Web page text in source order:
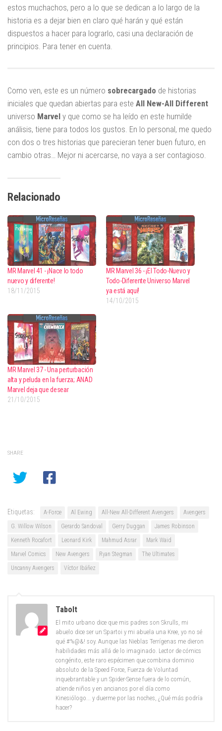
estos muchachos, pero a lo que se dedican a lo largo de la
historia es a dejar bien en claro qué harán y qué están
dispuestos a hacer para lograrlo, casi una declaración de
principios. Para tener en cuenta.
Como ven, este es un número sobrecargado de historias
iniciales que quedan abiertas para este All New-All Different
universo Marvel y que como se ha leído en este humilde
análisis, tiene para todos los gustos. En lo personal, me quedo
con dos o tres historias que parecieran tener buen futuro, en
cambio otras… Mejor ni acercarse, no vaya a ser contagioso.
Relacionado
MR Marvel 41 - ¡Nace lo todo
nuevo y diferente!
18/11/2015
MR Marvel 36 - ¡El Todo-Nuevo y
Todo-Diferente Universo Marvel
ya está aquí!
14/10/2015
MR Marvel 37 - Una perturbación
alta y peluda en la fuerza; ANAD
Marvel deja que desear
21/10/2015
SHARE
Etiquetas: A-Force Al Ewing All-New All-Different Avengers
Avengers
G. Willow Wilson
Gerardo Sandoval Gerry Duggan
James Robinson
Kenneth Rocafort
Leonard Kirk Mahmud Asrar
Mark Waid
Marvel Comics
New Avengers Ryan Stegman
The Ultimates
Uncanny Avengers
Víctor Ibáñez
Tabolt
El mito urbano dice que mis padres son Skrulls, mi
abuelo dice ser un Spartoi y mi abuela una Kree, yo no sé
qué #%@&! soy. Aunque las Nieblas Terrígenas me dieron
habilidades más allá de lo imaginado. Lector de cómics
congénito, este raro espécimen que combina dominio
absoluto de la Speed Force, Fuerza de Voluntad
inquebrantable y un Spider-Sense fuera de lo común,
atiende niños y en ancianos por el día como
Kinesiólogo... y duerme por las noches, ¿Qué más podría
hacer?